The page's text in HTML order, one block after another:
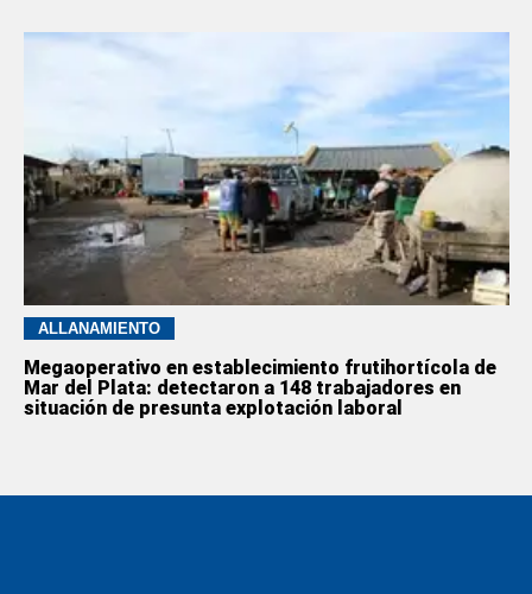
ALLANAMIENTO
Megaoperativo en establecimiento frutihortícola de
Mar del Plata: detectaron a 148 trabajadores en
situación de presunta explotación laboral